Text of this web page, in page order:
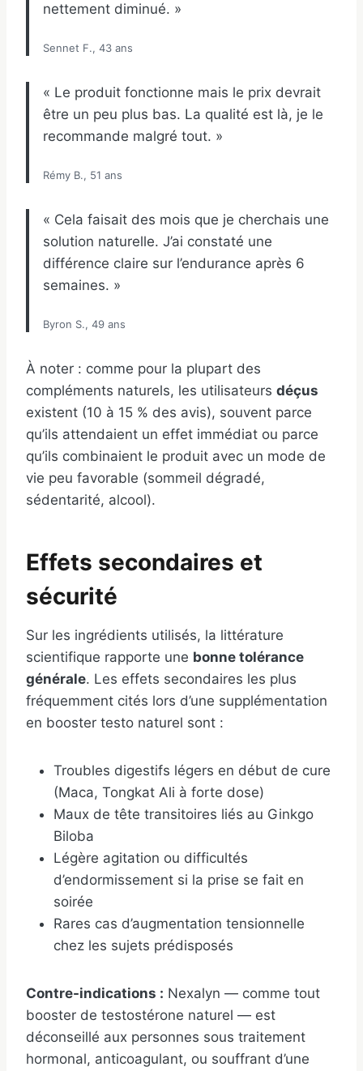
nettement diminué. »
Sennet F., 43 ans
« Le produit fonctionne mais le prix devrait
être un peu plus bas. La qualité est là, je le
recommande malgré tout. »
Rémy B., 51 ans
« Cela faisait des mois que je cherchais une
solution naturelle. J’ai constaté une
différence claire sur l’endurance après 6
semaines. »
Byron S., 49 ans
À noter : comme pour la plupart des
compléments naturels, les utilisateurs déçus
existent (10 à 15 % des avis), souvent parce
qu’ils attendaient un effet immédiat ou parce
qu’ils combinaient le produit avec un mode de
vie peu favorable (sommeil dégradé,
sédentarité, alcool).
Effets secondaires et
sécurité
Sur les ingrédients utilisés, la littérature
scientifique rapporte une bonne tolérance
générale. Les effets secondaires les plus
fréquemment cités lors d’une supplémentation
en booster testo naturel sont :
Troubles digestifs légers en début de cure
(Maca, Tongkat Ali à forte dose)
Maux de tête transitoires liés au Ginkgo
Biloba
Légère agitation ou difficultés
d’endormissement si la prise se fait en
soirée
Rares cas d’augmentation tensionnelle
chez les sujets prédisposés
Contre-indications : Nexalyn — comme tout
booster de testostérone naturel — est
déconseillé aux personnes sous traitement
hormonal, anticoagulant, ou souffrant d’une